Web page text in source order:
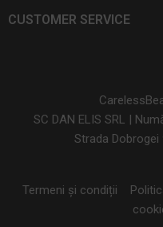
CUSTOMER SERVICE
SC DAN ELIS SRL |
Strada Dobrogei
Termeni și condiții